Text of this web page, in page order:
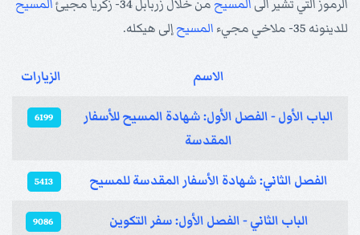
الرموز التي تشير الى المسيح من خلال زربابل 34- زكريا مجيئ
المسيح
للدينونه 35- ملاخي مجيء
المسيحإلى هيكله.
المقالات
الاسم الزيارات
الباب الأول - الفصل الأول: شهادة المسيح للأسفار
المقدسة
6199
الفصل الثاني: شهادة الأسفار المقدسة للمسيح 5413
الباب الثاني - الفصل الأول: سفر التكوين 9086